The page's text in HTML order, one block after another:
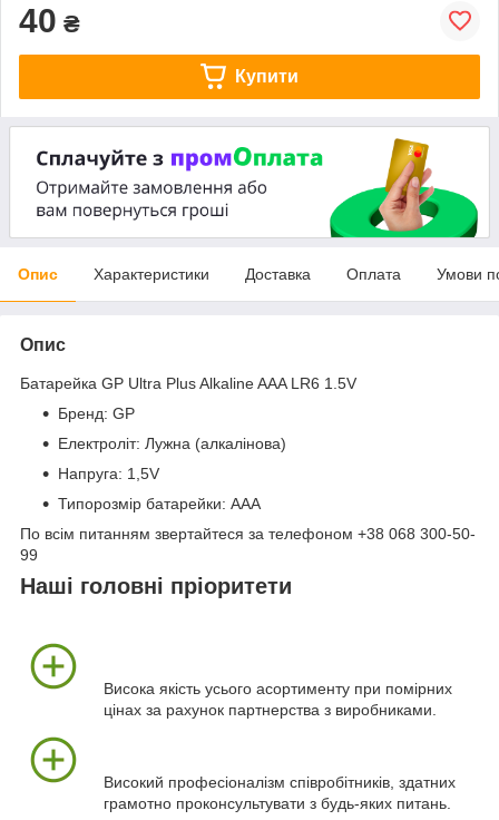
40 ₴
Купити
Опис Характеристики Доставка Оплата Умови
Опис
Батарейка GP Ultra Plus Alkaline AAA LR6 1.5V
Бренд: GP
Електроліт: Лужна (алкалінова)
Напруга: 1,5V
Типорозмір батарейки: ААA
По всім питанням звертайтеся за телефоном +38 068 300-50-
99
Наші головні пріоритети
Висока якість усього асортименту при помірних
цінах за рахунок партнерства з виробниками.
Високий професіоналізм співробітників, здатних
грамотно проконсультувати з будь-яких питань.